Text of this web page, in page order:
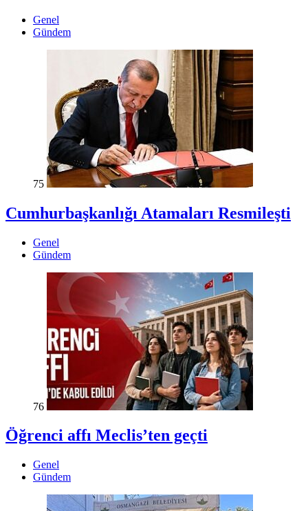
Genel
Gündem
75
Cumhurbaşkanlığı Atamaları Resmileşti
Genel
Gündem
76
Öğrenci affı Meclis’ten geçti
Genel
Gündem